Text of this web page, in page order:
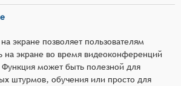
экране позволяет пользователям
на экране во время видеоконференций
может быть полезной для
штурмов, обучения или просто для